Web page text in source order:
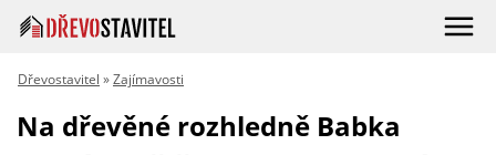
Dřevostavitel »Zajímavosti
Na dřevěné rozhledně Babka